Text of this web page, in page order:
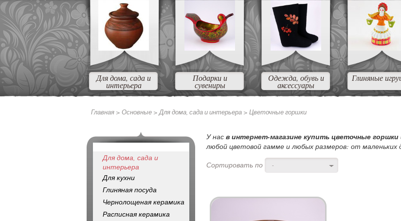
Для дома, сада и
интерьера
Подарки и
сувениры
Одежда, обувь и
аксессуары
Глиняные
Главная > Основные >Для дома, сада и интерьера > Цветочные горшки
У нас в интернет-магазине купить цветочные горшки
любой цветовой гамме и любых размеров: от маленьких
Сортировать по
-
Для дома, сада и
интерьера
Для кухни
Глиняная посуда
Чернолощеная керамика
Расписная керамика